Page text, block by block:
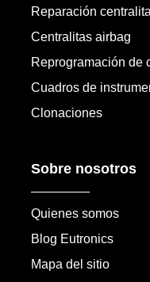
Reparación
Centralitas airbag
Reprogramación de
Cuadros de
Clonaciones
Sobre nosotros
Quienes somos
Blog Eutronics
Mapa del sitio